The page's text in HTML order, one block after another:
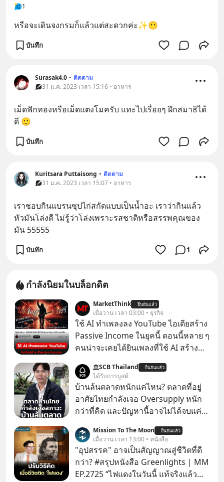
1
หรือจะเดินจงกรมก็แล้วแต่สะดวกค่ะ✨😶
บันทึก
Surasak4.0 • ติดตาม
31 ม.ค. 2023 เวลา 15:16 • อาหาร
เม็ดฟักทองหรือเม็ดแตงโมครับ แทะไปเรื่อยๆ ฝึกสมาธิได้
ดี 🙂
บันทึก
Kuritsara Puttaisong • ติดตาม
31 ม.ค. 2023 เวลา 15:07 • อาหาร
เราชอบกินแบรนซุปไก่สกัดแบบเป็นน้ำอะ เราว่ากินแล้ว
หัวมันโล่งดี ไม่รู้ว่าโล่งเพราะรสชาติหรือสรรพคุณของ
มัน 55555
บันทึก 1
กำลังนิยมในบล็อกดิต
MarketThink ยืนยันแล้ว
เมื่อวาน เวลา 03:00 • ธุรกิจ
ใช้ AI ทำเพลงลง YouTube ไอเดียสร้าง
Passive Income ในยุคนี้ ตอนนี้หลาย ๆ
คนน่าจะเคยได้ยินเพลงที่ใช้ AI สร้าง
รู้ตัวเรา” จากช่องชื่อว่า UNHEARD
MUSIC ที่ตอนนี้มียอดรับชมกว่า 26
ล้านครั้งแล้ว
SCB Thailand ยืนยันแล้ว
ได้รับการบูสต์
บ้านล้นตลาดหนักแค่ไหน? ตลาดที่อยู่
อาศัยไทยกำลังเจอ Oversupply หนัก
กว่าที่คิด และปัญหานี้อาจไม่ได้จบแค่
ล้นตลาด #เศรษฐกิจไทย #EICAround
#SCBThailand สามารถดูคลิปที่
youtube ประกอบได้ที่ link :
https://youtube.com/shorts/-
Mission To The Moon ยืนยันแล้ว
เมื่อวาน เวลา 13:00 • หนังสือ
"อุปสรรค" อาจเป็นสัญญาณสู่ชีวิตที่ดี
กว่า? #สรุปหนังสือ Greenlights | MM
EP.2725 “ไฟแดงในวันนี้ แท้จริงแล้ว